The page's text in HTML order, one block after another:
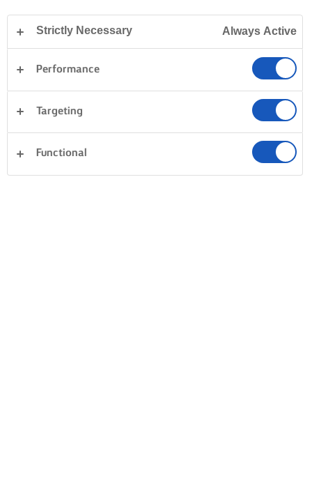
Strictly Necessary Always Active
Performance
Targeting
Functional